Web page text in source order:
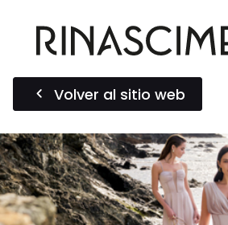
Volver al sitio web